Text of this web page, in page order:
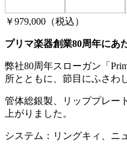
￥979,000 （税込）
プリマ楽器創業80周年にあ
弊社80周年スローガン「
所とともに、節目にふさわ
管体総銀製、リッププレー
上がりました。
システム：リングキィ、